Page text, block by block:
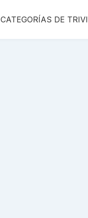
CATEGORÍAS DE